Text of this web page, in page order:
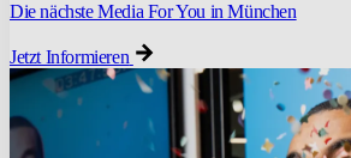
Die nächste Media For You in München
Jetzt Informieren